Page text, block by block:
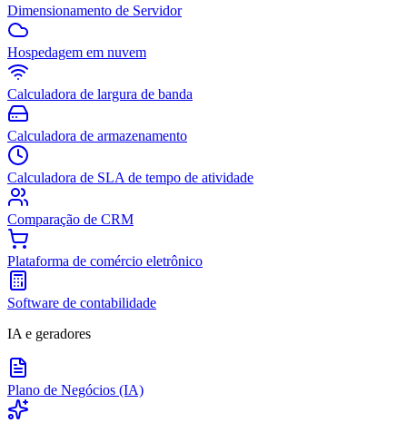
Dimensionamento de Servidor
Hospedagem em nuvem
Calculadora de largura de banda
Calculadora de armazenamento
Calculadora de SLA de tempo de atividade
Comparação de CRM
Plataforma de comércio eletrônico
Software de contabilidade
IA e geradores
Plano de Negócios (IA)